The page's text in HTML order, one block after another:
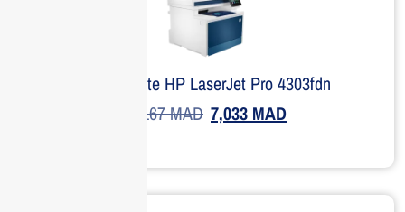
Imprimante HP LaserJet Pro 4303fdn
9,167MAD 7,033 MAD